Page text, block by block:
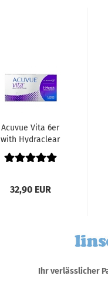
Acuvue Vita 6er
with Hydraclear
Plus
32,90 EUR
Ihr verlässlicher